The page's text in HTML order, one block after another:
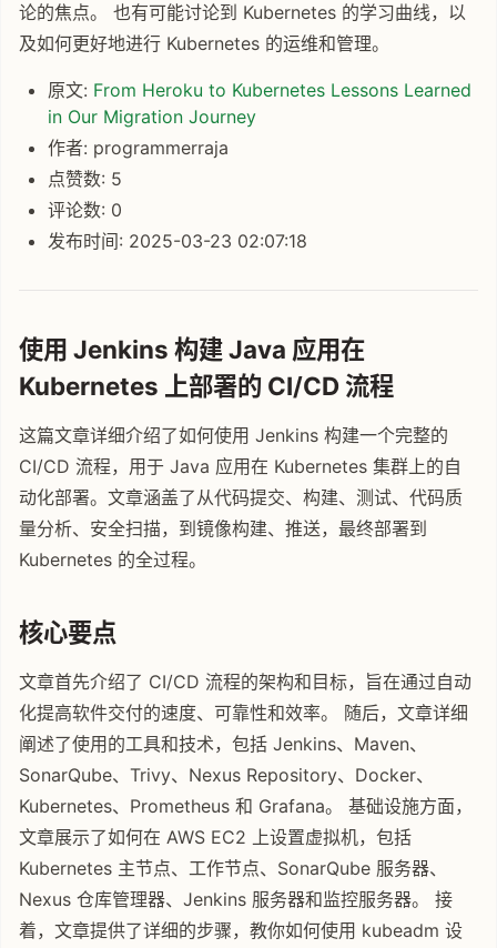
论的焦点。 也有可能讨论到 Kubernetes 的学习曲线，以
及如何更好地进行 Kubernetes 的运维和管理。
原文: From Heroku to Kubernetes Lessons Learned
in Our Migration Journey
作者: programmerraja
点赞数: 5
评论数: 0
发布时间: 2025-03-23 02:07:18
使用 Jenkins 构建 Java 应用在
Kubernetes 上部署的 CI/CD 流程
这篇文章详细介绍了如何使用 Jenkins 构建一个完整的
CI/CD 流程，用于 Java 应用在 Kubernetes 集群上的自
动化部署。文章涵盖了从代码提交、构建、测试、代码质
量分析、安全扫描，到镜像构建、推送，最终部署到
Kubernetes 的全过程。
核心要点
文章首先介绍了 CI/CD 流程的架构和目标，旨在通过自动
化提高软件交付的速度、可靠性和效率。 随后，文章详细
阐述了使用的工具和技术，包括 Jenkins、Maven、
SonarQube、Trivy、Nexus Repository、Docker、
Kubernetes、Prometheus 和 Grafana。 基础设施方面，
文章展示了如何在 AWS EC2 上设置虚拟机，包括
Kubernetes 主节点、工作节点、SonarQube 服务器、
Nexus 仓库管理器、Jenkins 服务器和监控服务器。 接
着，文章提供了详细的步骤，教你如何使用 kubeadm 设